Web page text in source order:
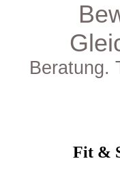
Beratung.
Fit &